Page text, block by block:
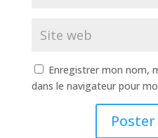
Enregistrer mon nom,
dans le navigateur pour